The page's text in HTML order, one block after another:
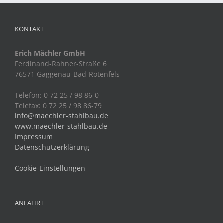
KONTAKT
Erich Mächler GmbH
Ferdinand-Rahner-Straße 6
76571 Gaggenau-Bad-Rotenfels
Telefon: 0 72 25 / 98 86-0
Telefax: 0 72 25 / 98 86-79
info@maechler-stahlbau.de
www.maechler-stahlbau.de
Impressum
Datenschutzerklärung
Cookie-Einstellungen
ANFAHRT